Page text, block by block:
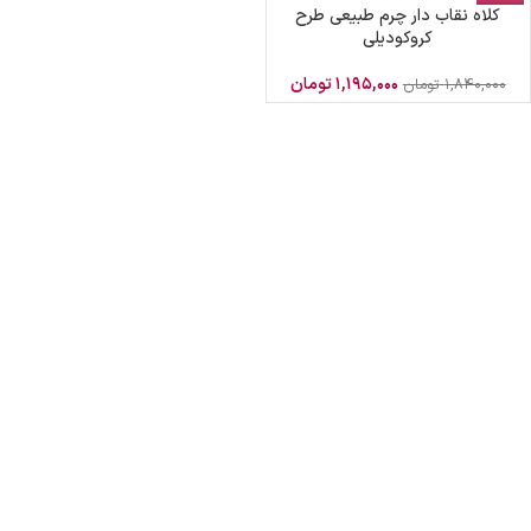
کلاه نقاب دار چرم طبیعی طرح
کروکودیلی
۱,۸۴۰,۰۰۰ تومان ۱,۱۹۵,۰۰۰تومان